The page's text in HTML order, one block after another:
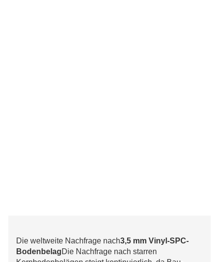
Die weltweite Nachfrage nach3,5 mm Vinyl-SPC-
BodenbelagDie Nachfrage nach starren